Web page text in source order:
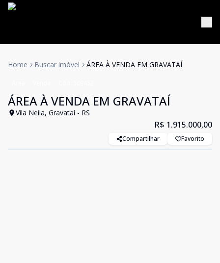
Home Buscar imóvel ÁREA À VENDA EM GRAVATAÍ
ÁREA À VENDA EM GRAVATAÍ
Vila Neila, Gravataí - RS
R$ 1.915.000,00
Compartilhar Favorito